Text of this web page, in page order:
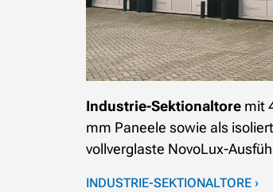
Industrie-Sektionaltore mit
mm Paneele sowie als
vollverglaste NovoLux-
INDUSTRIE-SEKTIONALTORE ›